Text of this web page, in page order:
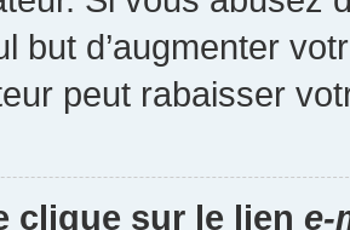
but d’augmenter
peut rabaisser
clique sur le lien e-